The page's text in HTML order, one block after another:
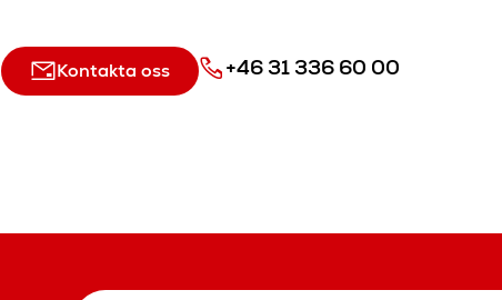
Kontakta oss +46 31 336 60 00